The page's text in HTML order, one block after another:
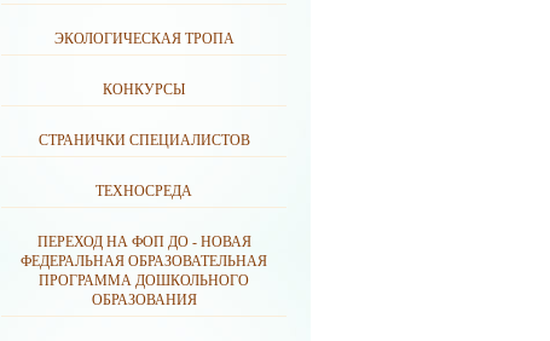
ЭКОЛОГИЧЕСКАЯ ТРОПА
КОНКУРСЫ
СТРАНИЧКИ СПЕЦИАЛИСТОВ
ТЕХНОСРЕДА
ПЕРЕХОД НА ФОП ДО - НОВАЯ
ФЕДЕРАЛЬНАЯ ОБРАЗОВАТЕЛЬНАЯ
ПРОГРАММА ДОШКОЛЬНОГО
ОБРАЗОВАНИЯ